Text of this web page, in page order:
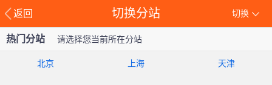
返回 切换
切换分站
热门分站 请选择您当前所在分站
北京 上海 天津